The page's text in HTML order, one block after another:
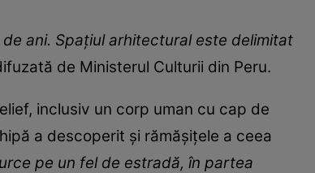
ani. Spaţiul arhitectural este delimitat
de Ministerul Culturii din Peru.
inclusiv un corp uman cu cap de
a descoperit și rămăşiţele a ceea
pe un fel de estradă, în partea